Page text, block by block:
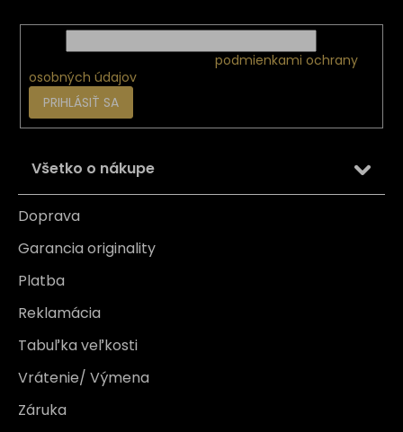
podmienkami ochrany
osobných údajov
PRIHLÁSIŤ SA
Všetko o nákupe
Doprava
Garancia originality
Platba
Reklamácia
Tabuľka veľkosti
Vrátenie/ Výmena
Záruka